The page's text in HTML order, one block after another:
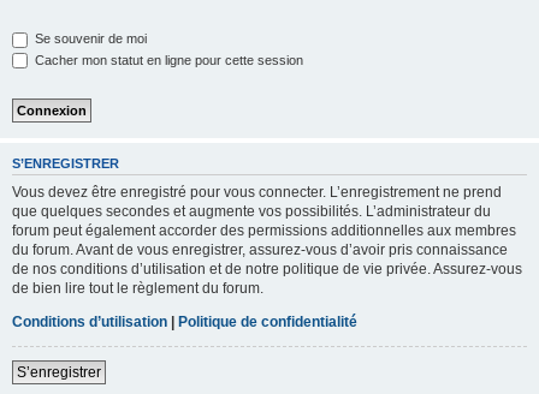
Se souvenir de moi
Cacher mon statut en ligne pour cette session
S’ENREGISTRER
Vous devez être enregistré pour vous connecter. L’enregistrement ne prend
que quelques secondes et augmente vos possibilités. L’administrateur du
forum peut également accorder des permissions additionnelles aux membres
du forum. Avant de vous enregistrer, assurez-vous d’avoir pris connaissance
de nos conditions d’utilisation et de notre politique de vie privée. Assurez-vous
de bien lire tout le règlement du forum.
Conditions d’utilisation | Politique de confidentialité
S’enregistrer